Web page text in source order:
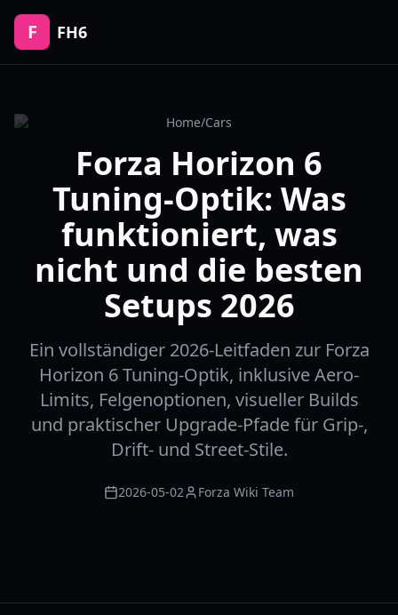
F FH6
Home/Cars
Forza Horizon 6
Tuning-Optik: Was
funktioniert, was
nicht und die besten
Setups 2026
Ein vollständiger 2026-Leitfaden zur Forza
Horizon 6 Tuning-Optik, inklusive Aero-
Limits, Felgenoptionen, visueller Builds
und praktischer Upgrade-Pfade für Grip-,
Drift- und Street-Stile.
2026-05-02 Forza Wiki Team